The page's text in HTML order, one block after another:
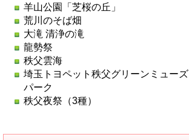
羊山公園「芝桜の丘」
荒川のそば畑
大滝 清浄の滝
龍勢祭
秩父雲海
埼玉トヨペット秩父グリーンミューズ
パーク
秩父夜祭（3種）